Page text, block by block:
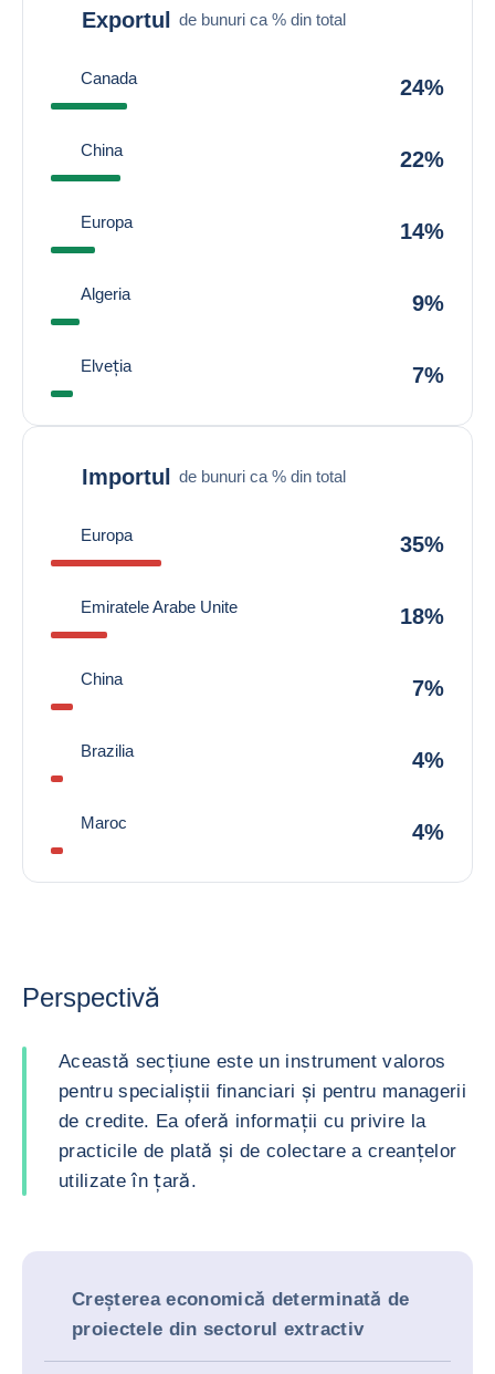
Exportul de bunuri ca % din total
Canada 24%
China 22%
Europa 14%
Algeria 9%
Elveția 7%
Importul de bunuri ca % din total
Europa 35%
Emiratele Arabe Unite 18%
China 7%
Brazilia 4%
Maroc 4%
Perspectivă
Această secțiune este un instrument valoros
pentru specialiștii financiari și pentru managerii
de credite. Ea oferă informații cu privire la
practicile de plată și de colectare a creanțelor
utilizate în țară.
Creșterea economică determinată de
proiectele din sectorul extractiv